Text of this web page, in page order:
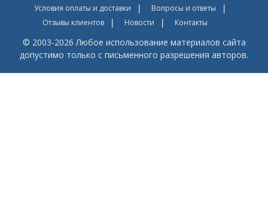
Условия оплаты и доставки
Вопросы и ответы
Отзывы клиентов
Новости Контакты
© 2003-2026 Любое использование материалов сайта
допустимо только с письменного разрешения авторов.